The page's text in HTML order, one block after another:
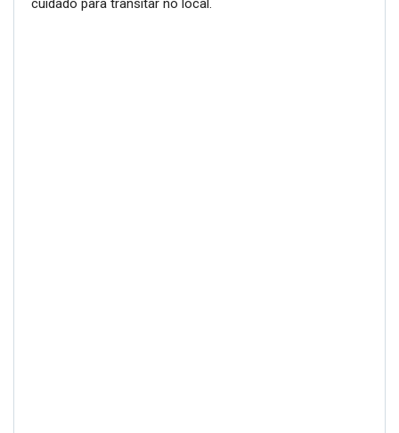
cuidado para transitar no local.